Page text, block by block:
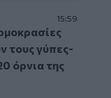
15:59
τους γύπες-
όρνια της